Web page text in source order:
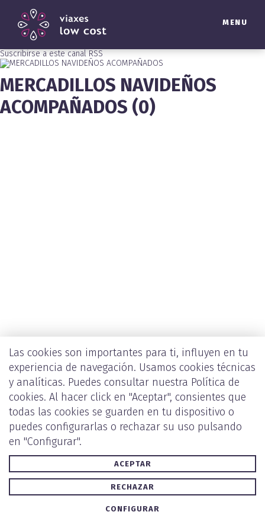
Suscribirse a este canal RSS
MERCADILLOS NAVIDEÑOS
ACOMPAÑADOS (0)
MENU
Las cookies son importantes para ti, influyen en tu
experiencia de navegación. Usamos cookies técnicas
y analíticas. Puedes consultar nuestra Política de
cookies. Al hacer click en "Aceptar", consientes que
todas las cookies se guarden en tu dispositivo o
puedes configurarlas o rechazar su uso pulsando
en "Configurar".
ACEPTAR
RECHAZAR
CONFIGURAR